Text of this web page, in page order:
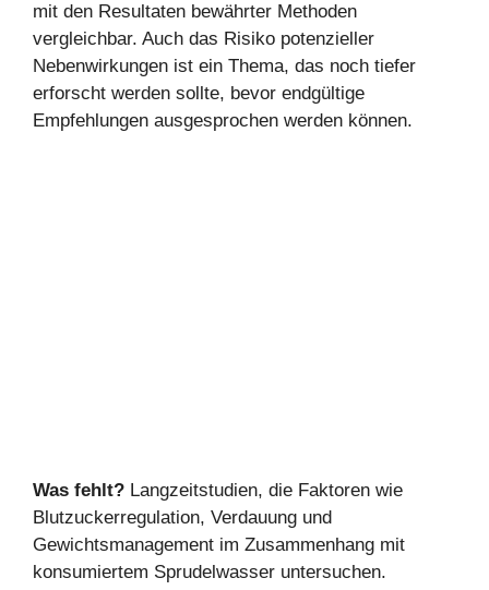
mit den Resultaten bewährter Methoden
vergleichbar. Auch das Risiko potenzieller
Nebenwirkungen ist ein Thema, das noch tiefer
erforscht werden sollte, bevor endgültige
Empfehlungen ausgesprochen werden können.
Was fehlt? Langzeitstudien, die Faktoren wie
Blutzuckerregulation, Verdauung und
Gewichtsmanagement im Zusammenhang mit
konsumiertem Sprudelwasser untersuchen.